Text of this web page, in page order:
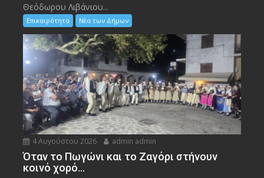
Θεόδωρου Λιβάνιου...
Επικαιρότητα Νέα των Δήμων
4 Αυγούστου 2026 admin admin
Όταν το Πωγώνι και το Ζαγόρι στήνουν
κοινό χορό…